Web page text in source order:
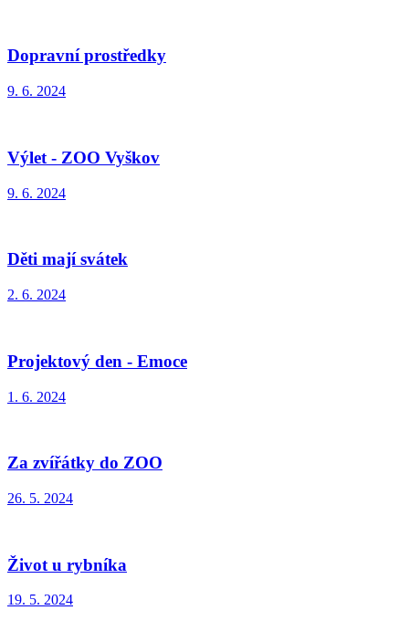
Dopravní prostředky
9. 6. 2024
Výlet - ZOO Vyškov
9. 6. 2024
Děti mají svátek
2. 6. 2024
Projektový den - Emoce
1. 6. 2024
Za zvířátky do ZOO
26. 5. 2024
Život u rybníka
19. 5. 2024